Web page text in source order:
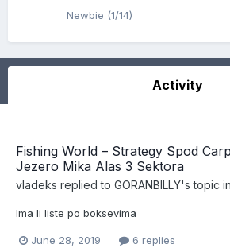
Newbie (1/14)
Activity
Fishing World – Strategy Spod
Jezero Mika Alas 3 Sektora
vladeks replied to GORANBILLY's topic in
Ima li liste po boksevima
June 28, 2019 6 replies